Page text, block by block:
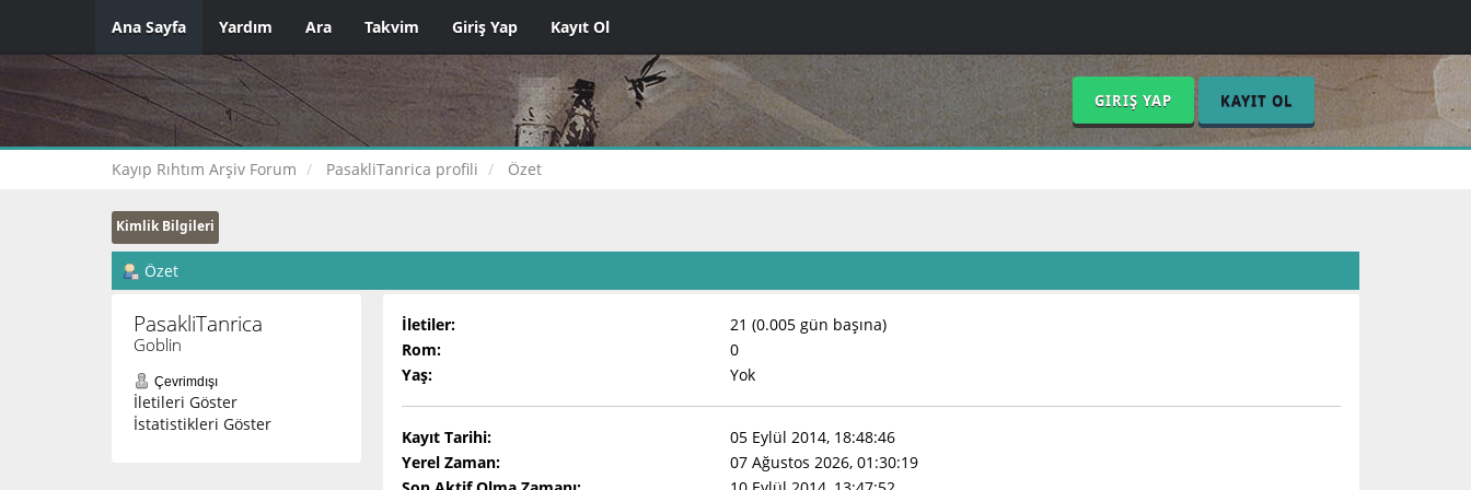
Ana Sayfa Yardım Ara Takvim Giriş Yap Kayıt Ol
GIRIŞ YAP KAYIT OL
Kayıp Rıhtım Arşiv Forum PasakliTanrica profili Özet
Kimlik Bilgileri
Özet
PasakliTanrica
Goblin
Çevrimdışı
İletileri Göster
İstatistikleri Göster
İletiler:
21 (0.005 gün başına)
Rom:
0
Yaş:
Yok
Kayıt Tarihi:
05 Eylül 2014, 18:48:46
Yerel Zaman:
07 Ağustos 2026, 01:30:19